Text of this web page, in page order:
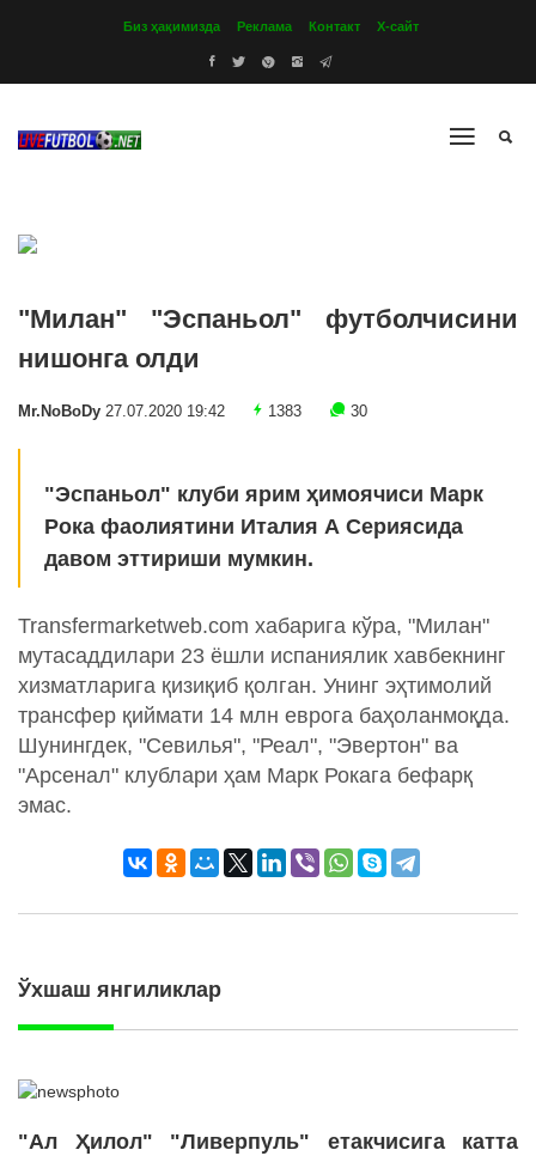
Биз ҳақимизда Реклама Контакт Х-сайт
"Милан" "Эспаньол" футболчисини
нишонга олди
Mr.NoBoDy 27.07.2020 19:42 1383 30
"Эспаньол" клуби ярим ҳимоячиси Марк
Рока фаолиятини Италия А Сериясида
давом эттириши мумкин.
Transfermarketweb.com хабарига кўра, "Милан"
мутасаддилари 23 ёшли испаниялик хавбекнинг
хизматларига қизиқиб қолган. Унинг эҳтимолий
трансфер қиймати 14 млн еврога баҳоланмоқда.
Шунингдек, "Севилья", "Реал", "Эвертон" ва
"Арсенал" клублари ҳам Марк Рокага бефарқ
эмас.
Ўхшаш янгиликлар
"Ал Ҳилол" "Ливерпуль" етакчисига катта